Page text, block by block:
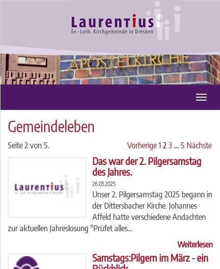
Gemeindeleben
Seite 2 von 5. Vorherige1 23 … 5 Nächste
Das war der 2. Pilgersamstag
des Jahres.
26.05.2025
Unser ​2. Pilgersamstag 2025 begann in
der Dittersbacher Kirche. Johannes
Affeld hatte verschiedene Andachten
zur aktuellen Jahreslosung "Prüfet alles…
Weiterlesen
Samstags:Pilgern im März - ein